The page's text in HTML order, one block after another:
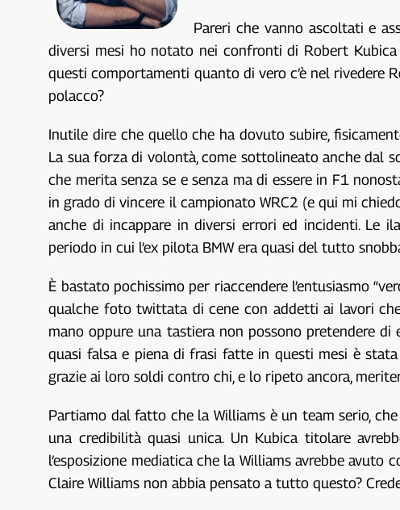
Pareri che vanno ascoltati e
diversi mesi ho notato nei confronti di Robert
questi comportamenti quanto di vero c’è nel rivedere
polacco?
Inutile dire che quello che ha dovuto subire,
La sua forza di volontà, come sottolineato anche dal
che merita senza se e senza ma di essere in F1
in grado di vincere il campionato WRC2 (e qui mi
anche di incappare in diversi errori ed incidenti. Le
periodo in cui l’ex pilota BMW era quasi del tutto
È bastato pochissimo per riaccendere l’entusiasmo
qualche foto twittata di cene con addetti ai lavori
mano oppure una tastiera non possono pretendere
quasi falsa e piena di frasi fatte in questi mesi è
grazie ai loro soldi contro chi, e lo ripeto ancora,
Partiamo dal fatto che la Williams è un team serio,
una credibilità quasi unica. Un Kubica titolare
l’esposizione mediatica che la Williams avrebbe
Claire Williams non abbia pensato a tutto questo?